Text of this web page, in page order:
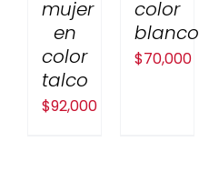
mujer
en
color
talco
$92,000
color
blanco
$70,000